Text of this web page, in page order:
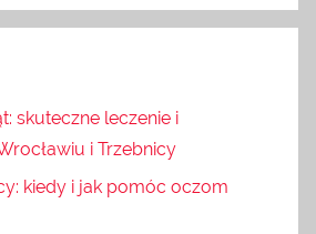
skuteczne leczenie i
i Trzebnicy
kiedy i jak pomóc oczom